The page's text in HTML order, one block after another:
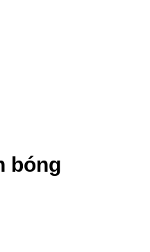
bóng